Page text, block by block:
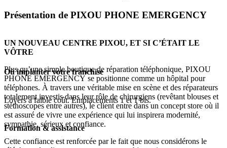
Présentation de PIXOU PHONE EMERGENCY
UN NOUVEAU CENTRE PIXOU, ET SI C’ÉTAIT LE
VÔTRE
Plus qu’une simple boutique de réparation téléphonique, PIXOU
PHONE EMERGENCY se positionne comme un hôpital pour
téléphones. À travers une véritable mise en scène et des réparateurs
totalement investis dans leur rôle de chirurgiens (revêtant blouses et
stéthoscopes entre autres), le client entre dans un concept store où il
est assuré de vivre une expérience qui lui inspirera modernité,
sympathie, sérieux et confiance.
Cette confiance est renforcée par le fait que nous considérons le
Où implanter votre franchise
Loyers à faible coût. Emplacements 1 et 1 bis.
Formation & assistance